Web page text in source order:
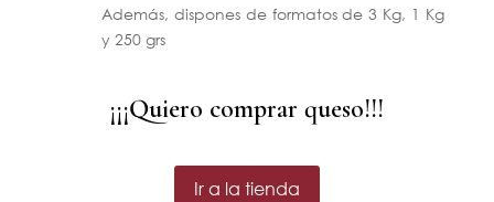
Además, dispones de formatos de 3 Kg, 1 Kg
y 250 grs
¡¡¡Quiero comprar queso!!!
Ir a la tienda